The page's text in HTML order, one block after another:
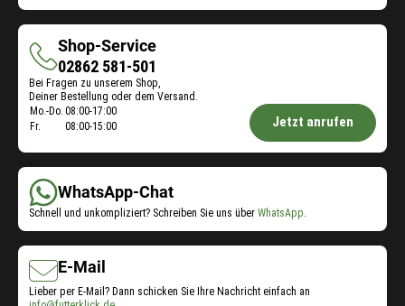
Shop-Service
Shop-
Service
02862 581-501
Bei Fragen zu unserem Shop,
Deiner Bestellung oder dem Versand.
Öffnungszeiten
Shop-
Mo.-Do. 08:00-17:00
Fr.
08:00-15:00 Jetzt anrufen
WhatsApp-Chat
Schnell und unkompliziert? Schreiben Sie uns über WhatsApp
E-Mail
Lieber per E-Mail? Dann schicken Sie Ihre Nachricht einfach an